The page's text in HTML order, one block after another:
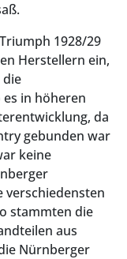
1928/29
Herstellern ein,
die
in höheren
da
gebunden war
keine
verschiedensten
stammten die
aus
Nürnberger